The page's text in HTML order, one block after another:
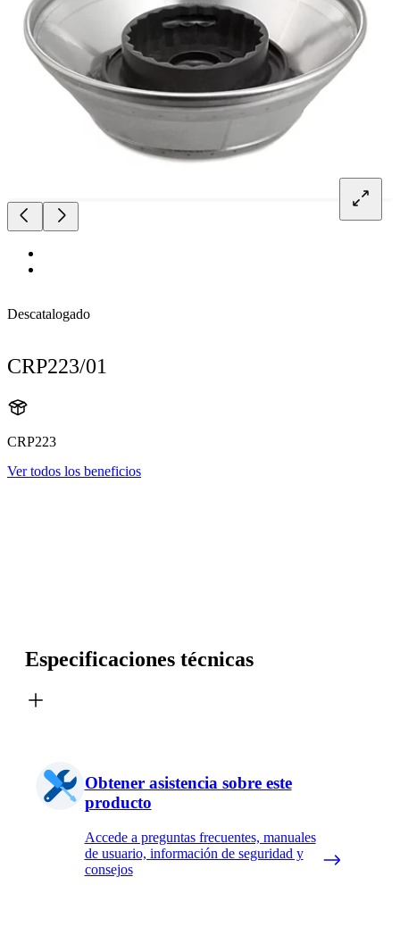
Descatalogado
CRP223/01
CRP223
Ver todos los beneficios
Especificaciones técnicas
Obtener asistencia sobre este
producto
Accede a preguntas frecuentes, manuales
de usuario, información de seguridad y
consejos